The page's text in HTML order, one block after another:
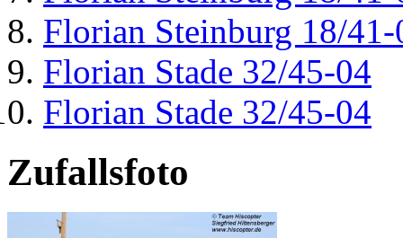
Florian Steinburg 18/41-
Florian Stade 32/45-04
Florian Stade 32/45-04
Zufallsfoto